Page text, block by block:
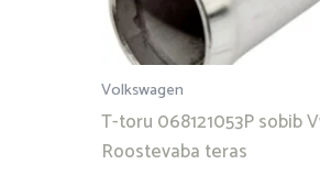
Volkswagen
T-toru 068121053P sobib
Roostevaba teras